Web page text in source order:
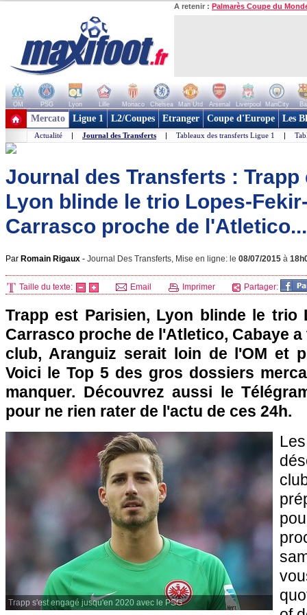
A retenir : Palmarès Coupe du
OM PSG Lyon Lille Monaco Chelsea Man Utd Arsenal Liverpool ManCity
+ de clubs
Mercato Ligue 1 L2/Coupes Etranger Coupe d'Europe Les
Actualité | Journal des Transferts | Tableaux des transferts Ligue 1 |
Journal des Transferts : Trapp
Lyon blinde le trio Lopes-
Carrasco proche de l'Atletico...
Par Romain Rigaux - Journal Des Transferts, Mise en ligne: le 08/07/2015 à
Taille du texte: Email Imprimer Partager:
Trapp est Parisien, Lyon blinde le trio
Carrasco proche de l'Atletico, Cabaye
club, Aranguiz serait loin de l'OM et
Voici le Top 5 des gros dossiers
manquer. Découvrez aussi le
pour ne rien rater de l'actu de ces 24h.
Trapp s'est engagé jusqu'en 2020 avec le PSG